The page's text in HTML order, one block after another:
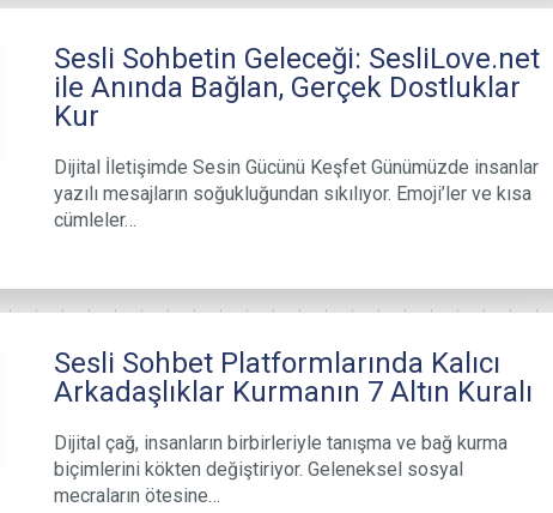
Sesli Sohbetin Geleceği: SesliLove.net
ile Anında Bağlan, Gerçek Dostluklar
Kur
Dijital İletişimde Sesin Gücünü Keşfet Günümüzde insanlar
yazılı mesajların soğukluğundan sıkılıyor. Emoji’ler ve kısa
cümleler…
Sesli Sohbet Platformlarında Kalıcı
Arkadaşlıklar Kurmanın 7 Altın Kuralı
Dijital çağ, insanların birbirleriyle tanışma ve bağ kurma
biçimlerini kökten değiştiriyor. Geleneksel sosyal
mecraların ötesine…